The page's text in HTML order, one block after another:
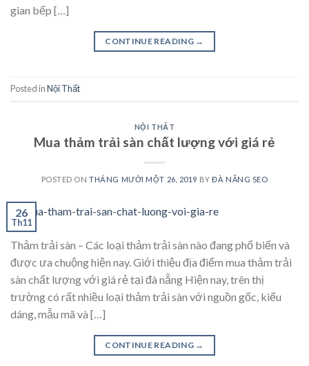
gian bếp […]
CONTINUE READING →
Posted inNội Thất
NỘI THẤT
Mua thảm trải sàn chất lượng với giá rẻ
POSTED ONTHÁNG MƯỜI MỘT 26, 2019 BYĐÀ NẴNG SEO
26
Th11
Thảm trải sàn – Các loại thảm trải sàn nào đang phổ biến và
được ưa chuộng hiện nay. Giới thiệu địa điểm mua thảm trải
sàn chất lượng với giá rẻ tại đà nẵng Hiện nay, trên thị
trường có rất nhiều loại thảm trải sàn với nguồn gốc, kiểu
dáng, mẫu mã và […]
CONTINUE READING →